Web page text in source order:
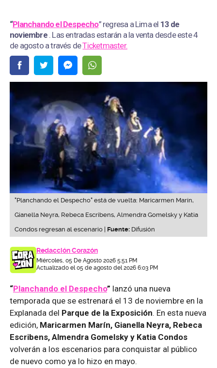
“Planchando el Despecho” regresa a Lima el 13 de
noviembre . Las entradas estarán a la venta desde este 4
de agosto a través deTicketmaster.
"Planchando el Despecho" está de vuelta: Maricarmen Marín,
Gianella Neyra, Rebeca Escribens, Almendra Gomelsky y Katia
Condos regresan al escenario | Fuente: Difusión
Redacción Corazón
Miércoles, 05 De Agosto 2026 5:51 PM
Actualizado el 05 de agosto del 2026 6:03 PM
“Planchando el Despecho” lanzó una nueva
temporada que se estrenará el 13 de noviembre en la
Explanada del Parque de la Exposición. En esta nueva
edición, Maricarmen Marín, Gianella Neyra, Rebeca
Escribens, Almendra Gomelsky y Katia Condos
volverán a los escenarios para conquistar al público
de nuevo como ya lo hizo en mayo.